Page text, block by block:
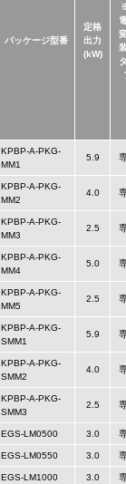
パッケージ型番
定格
出力
(kW)
KPBP-A-PKG-
MM1
5.9
KPBP-A-PKG-
MM2
4.0
KPBP-A-PKG-
MM3
2.5
KPBP-A-PKG-
MM4
5.0
KPBP-A-PKG-
MM5
2.5
KPBP-A-PKG-
SMM1
5.9
KPBP-A-PKG-
SMM2
4.0
KPBP-A-PKG-
SMM3
2.5
EGS-LM0500 3.0
EGS-LM0550 3.0
EGS-LM1000 3.0